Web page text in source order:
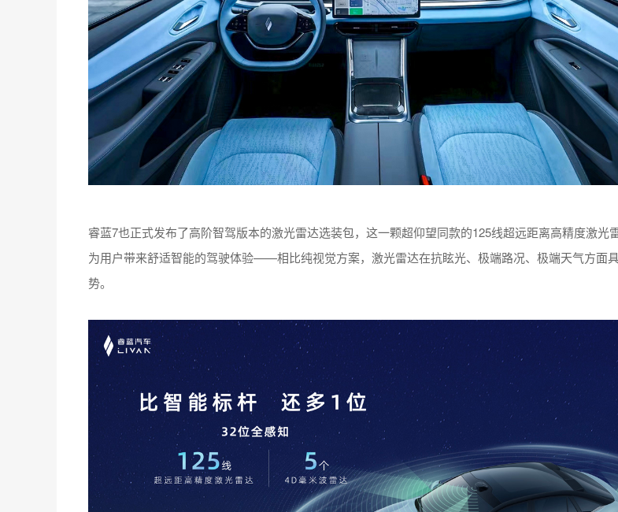
睿蓝7也正式发布了高阶智驾版本的激光雷达选装包，这一颗超仰望同款的125线超远距离高精度激光
为用户带来舒适智能的驾驶体验——相比纯视觉方案，激光雷达在抗眩光、极端路况、极端天气方面
势。